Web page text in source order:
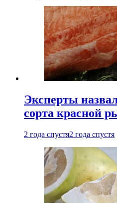
Эксперты
сорта красной
2 года спустя2 года спустя